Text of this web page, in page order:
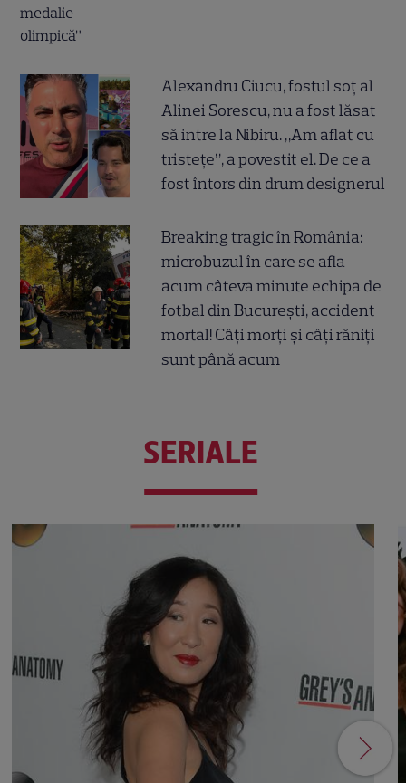
Alexandru Ciucu, fostul soț al
Alinei Sorescu, nu a fost lăsat
să intre la Nibiru. „Am aflat cu
tristețe”, a povestit el. De ce a
fost întors din drum designerul
Breaking tragic în România:
microbuzul în care se afla
acum câteva minute echipa de
fotbal din București, accident
mortal! Câți morți și câți răniți
sunt până acum
SERIALE